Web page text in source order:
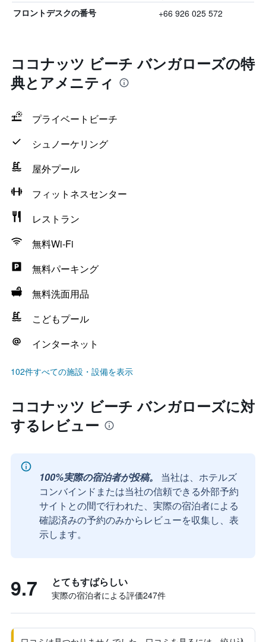
フロントデスクの番号 +66 926 025 572
ココナッツ ビーチ バンガローズの特
典とアメニティ
プライベートビーチ
シュノーケリング
屋外プール
フィットネスセンター
レストラン
無料Wi-Fi
無料パーキング
無料洗面用品
こどもプール
インターネット
102件すべての施設・設備を表示
ココナッツ ビーチ バンガローズに対
するレビュー
100%実際の宿泊者が投稿。
当社は、ホテルズ
コンバインドまたは当社の信頼できる外部予約
サイトとの間で行われた、実際の宿泊者による
確認済みの予約のみからレビューを収集し、表
示します。
9.7 とてもすばらしい
実際の宿泊者による評価247​件